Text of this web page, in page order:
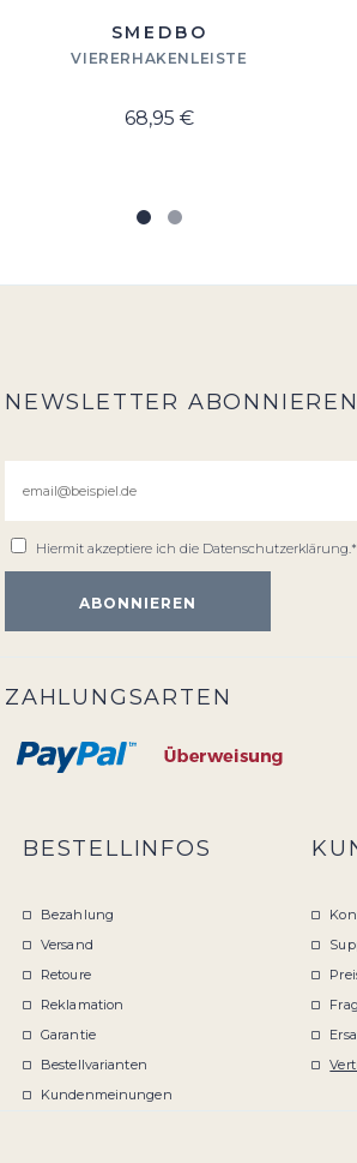
SMEDBO
VIERERHAKENLEISTE
68,95 €
NEWSLETTER
Hiermit akzeptiere ich die Datenschutzerklärung.*
ZAHLUNGSARTEN
BESTELLINFOS
Bezahlung
Versand
Retoure
Reklamation
Garantie
Bestellvarianten
Kundenmeinungen